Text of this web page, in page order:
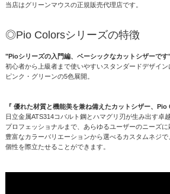
当店はグリーンマウスの正規販売代理店です。
◎Pio Colorsシリーズの特徴
"Pioシリーズの入門編、ベーシックなカットシザーです
初心者から上級者まで使いやすいスタンダードデザイン
ピンク・グリーンの5色展開。
『 優れた材質と機能美を兼ね備えたカットシザー、Pio
日立金属ATS314コバルト鋼とハマグリ刃が生み出す卓
プロフェッショナルまで、あらゆるユーザーのニーズに
豊富なカラーバリエーションから選べるカスタムネジで
個性を際立たせることができます。